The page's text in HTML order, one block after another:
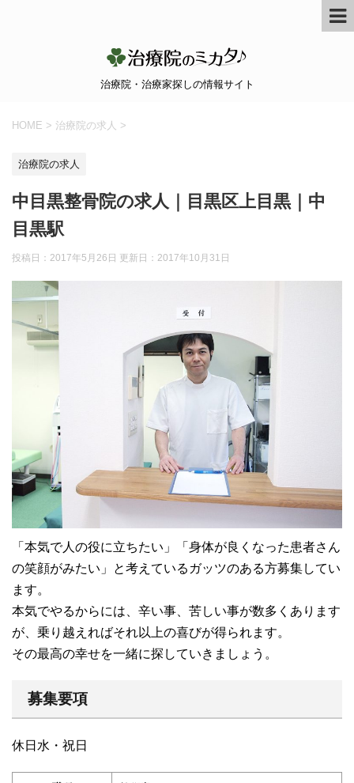
治療院・治療家探しの情報サイト
HOME > 治療院の求人 >
治療院の求人
中目黒整骨院の求人｜目黒区上目黒｜中
目黒駅
投稿日：2017年5月26日 更新日： 2017年10月31日
「本気で人の役に立ちたい」「身体が良くなった患者さん
の笑顔がみたい」と考えているガッツのある方募集してい
ます。
本気でやるからには、辛い事、苦しい事が数多くあります
が、乗り越えればそれ以上の喜びが得られます。
その最高の幸せを一緒に探していきましょう。
募集要項
休日水・祝日